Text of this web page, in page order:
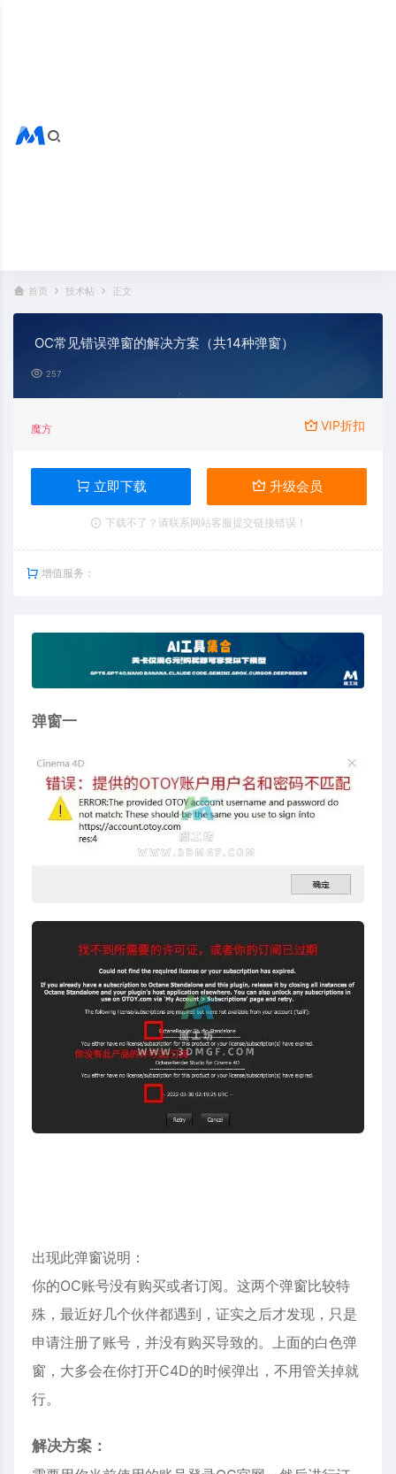
首页 技术帖 正文
OC常见错误弹窗的解决方案（共14种弹窗）
257
魔方 VIP折扣
立即下载 升级会员
下载不了？请联系网站客服提交链接错误！
增值服务：
弹窗一
出现此弹窗说明：
你的OC账号没有购买或者订阅。这两个弹窗比较特
殊，最近好几个伙伴都遇到，证实之后才发现，只是
申请注册了账号，并没有购买导致的。上面的白色弹
窗，大多会在你打开C4D的时候弹出，不用管关掉就
行。
解决方案：